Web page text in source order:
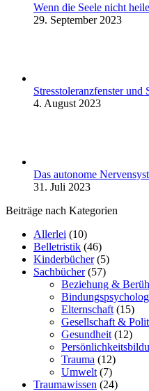
Wenn die Seele nicht
29. September 2023
Stresstoleranzfenster und
4. August 2023
Das autonome
31. Juli 2023
Beiträge nach Kategorien
Allerlei (10)
Belletristik (46)
Kinderbücher(5)
Sachbücher(57)
Beziehung &
Elternschaft (15)
Gesellschaft &
Gesundheit (12)
Trauma (12)
Umwelt (7)
Traumawissen (24)